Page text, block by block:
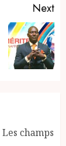
Next
Les champs